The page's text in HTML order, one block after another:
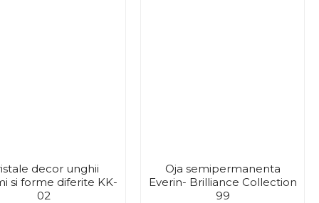
decor unghii
si forme diferite KK-
02
Oja semipermanenta
Everin- Brilliance Collection
99